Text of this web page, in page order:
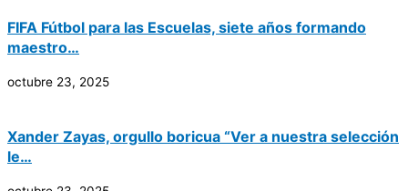
FIFA Fútbol para las Escuelas, siete años formando
maestro…
octubre 23, 2025
Xander Zayas, orgullo boricua “Ver a nuestra selección
le…